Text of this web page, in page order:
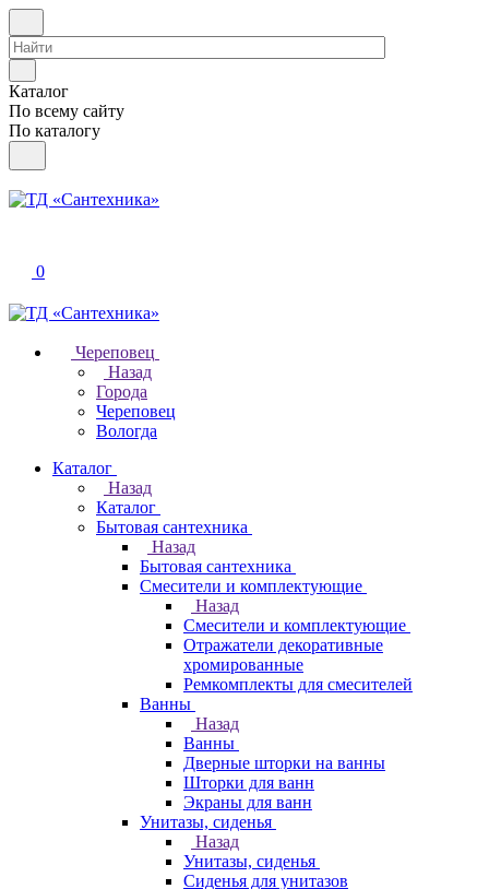
Каталог
По всему сайту
По каталогу
0
Череповец
Назад
Города
Череповец
Вологда
Каталог
Назад
Каталог
Бытовая сантехника
Назад
Бытовая сантехника
Смесители и комплектующие
Назад
Смесители и комплектующие
Отражатели декоративные
хромированные
Ремкомплекты для смесителей
Ванны
Назад
Ванны
Дверные шторки на ванны
Шторки для ванн
Экраны для ванн
Унитазы, сиденья
Назад
Унитазы, сиденья
Сиденья для унитазов